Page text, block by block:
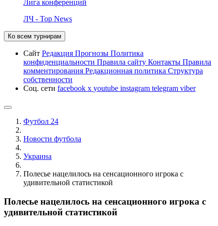
Лига конференций
ЛЧ - Top News
Ко всем турнирам
Сайт Редакция Прогнозы Политика
конфиденциальности Правила сайту Контакты Правила
комментирования Редакционная политика Структура
собственности
Соц. сети facebook x youtube instagram telegram viber
Футбол 24
Новости футбола
Украина
Полесье нацелилось на сенсационного игрока с
удивительной статистикой
Полесье нацелилось на сенсационного игрока с
удивительной статистикой